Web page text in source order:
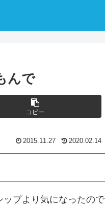
んで
コピー
2015.11.27 2020.02.14
ップより気になったので